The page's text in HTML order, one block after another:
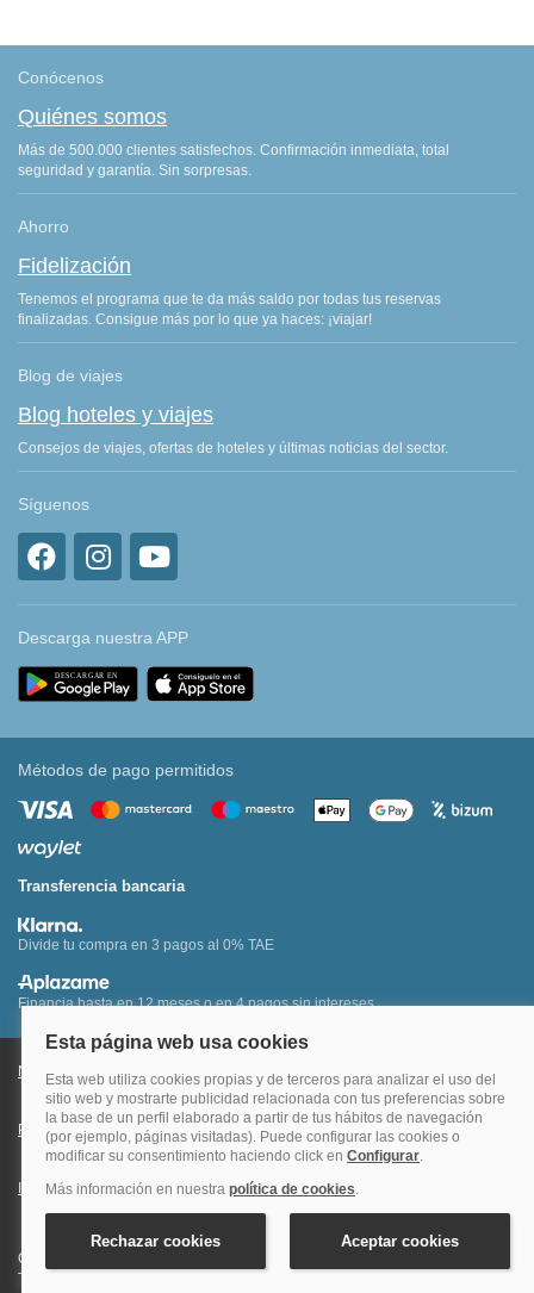
Conócenos
Quiénes somos
Más de 500.000 clientes satisfechos. Confirmación inmediata, total
seguridad y garantía. Sin sorpresas.
Ahorro
Fidelización
Tenemos el programa que te da más saldo por todas tus reservas
finalizadas. Consigue más por lo que ya haces: ¡viajar!
Blog de viajes
Blog hoteles y viajes
Consejos de viajes, ofertas de hoteles y últimas noticias del sector.
Síguenos
Descarga nuestra APP
Métodos de pago permitidos
Transferencia bancaria
Divide tu compra en 3 pagos al 0% TAE
Financia hasta en 12 meses o en 4 pagos sin intereses
Nota legal y condiciones de uso de la página web Política de Cookies
Política de Privacidad Condiciones Generales de Contratación
Información Legal sobre Mercados en Línea
Quehoteles.com - Especialistas en hoteles © Copyright Veturis Travel S.A.
Todos los derechos reservados. Autorización nº I-AV0000879.4 Tel: +34